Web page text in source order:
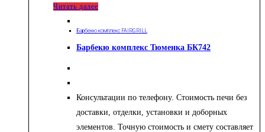
Читать далее
Барбекю комплекс FAIRGRILL
Барбекю комплекс Тюменка БК742
Консультации по телефону. Стоимость печи без
доставки, отделки, установки и доборных
элементов. Точную стоимость и смету составляет